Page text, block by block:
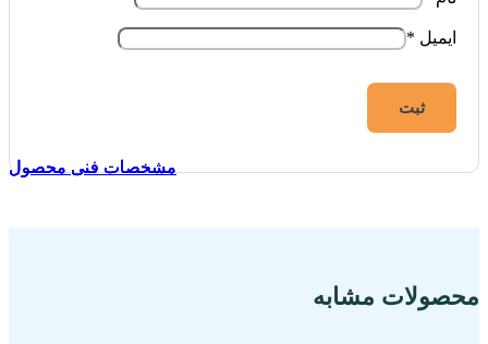
ایمیل *
محصولات مشابه
مشخصات فنی محصول
مشخصات فنی محصول
مشخصات فنی محصول
مشخصات فنی محصول